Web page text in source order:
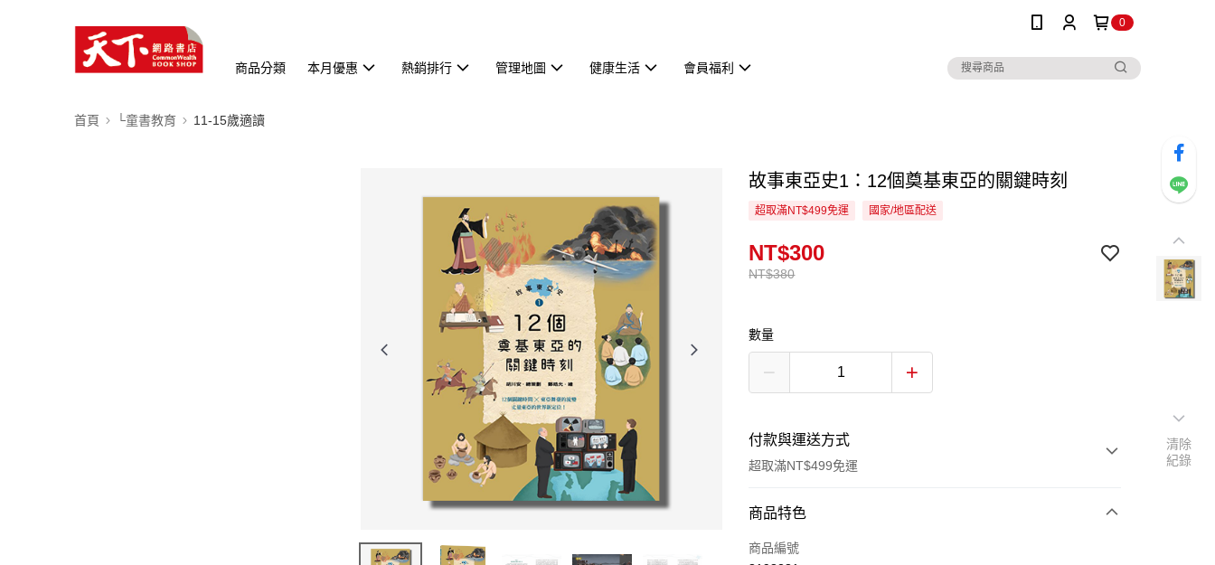
0
商品分類 本月優惠 熱銷排行 管理地圖 健康生活 會員福利
首頁 └童書教育 11-15歲適讀
故事東亞史1：12個奠基東亞的關鍵時刻
超取滿NT$499免運 國家/地區配送
NT$380
NT$300
數量
付款與運送方式
超取滿NT$499免運
付款方式
信用卡一次付款
商品特色
商品編號
清除
紀錄